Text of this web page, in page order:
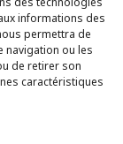
informations des
permettra de
navigation ou les
de retirer son
caractéristiques